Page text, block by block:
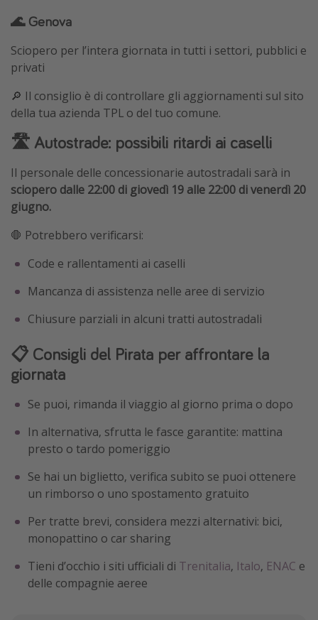
🌊 Genova
Sciopero per l’intera giornata in tutti i settori, pubblici e
privati
🔎 Il consiglio è di controllare gli aggiornamenti sul sito
della tua azienda TPL o del tuo comune.
🛣️ Autostrade: possibili ritardi ai caselli
Il personale delle concessionarie autostradali sarà in
sciopero dalle 22:00 di giovedì 19 alle 22:00 di venerdì 20
giugno.
🛑 Potrebbero verificarsi:
Code e rallentamenti ai caselli
Mancanza di assistenza nelle aree di servizio
Chiusure parziali in alcuni tratti autostradali
📋 Consigli del Pirata per affrontare la
giornata
Se puoi, rimanda il viaggio al giorno prima o dopo
In alternativa, sfrutta le fasce garantite: mattina
presto o tardo pomeriggio
Se hai un biglietto, verifica subito se puoi ottenere
un rimborso o uno spostamento gratuito
Per tratte brevi, considera mezzi alternativi: bici,
monopattino o car sharing
Tieni d’occhio i siti ufficiali di Trenitalia, Italo, ENAC e
delle compagnie aeree